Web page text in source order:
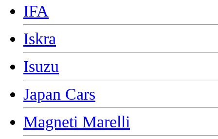
IFA
Iskra
Isuzu
Japan Cars
Magneti Marelli